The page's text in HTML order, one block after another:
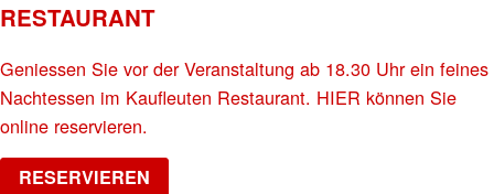
RESTAURANT
Geniessen Sie vor der Veranstaltung ab 18.30 Uhr ein feines
Nachtessen im Kaufleuten Restaurant. HIER können Sie
online reservieren.
RESERVIEREN